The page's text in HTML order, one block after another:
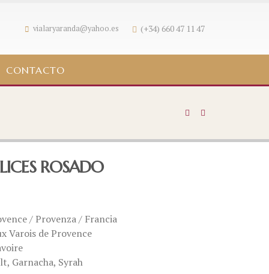
vialaryaranda@yahoo.es (+34) 660 47 11 47
CONTACTO
ROSADO
/ Provenza / Francia
Varois de Provence
Garnacha, Syrah